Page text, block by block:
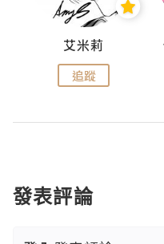
艾米莉
追蹤
發表評論